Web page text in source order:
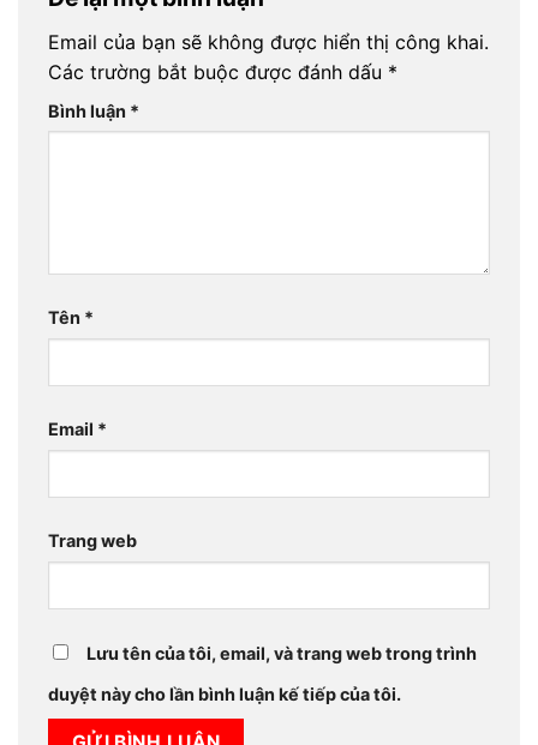
Email của bạn sẽ không được hiển thị công khai.
Các trường bắt buộc được đánh dấu *
Bình luận *
Tên *
Email *
Trang web
Lưu tên của tôi, email, và trang web trong trình
duyệt này cho lần bình luận kế tiếp của tôi.